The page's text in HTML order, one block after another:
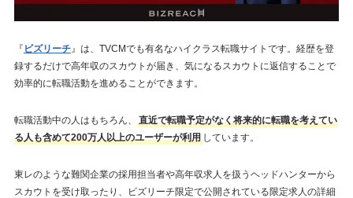
『 ビズリーチ』は、TVCMでも有名なハイクラス転職サイトです。経歴を登
録するだけで高年収のスカウトが届き、気になるスカウトに返信することで
効率的に転職活動を進めることができます。
転職活動中の人はもちろん、
直近で転職予定がなく将来的に転職を考えてい
る人も含めて200万人以上のユーザーが利用しています。
東レのような難関企業の採用担当者や高年収求人を扱うヘッドハンターから
スカウトを受け取ったり、ビズリーチ限定で公開されている限定求人の詳細